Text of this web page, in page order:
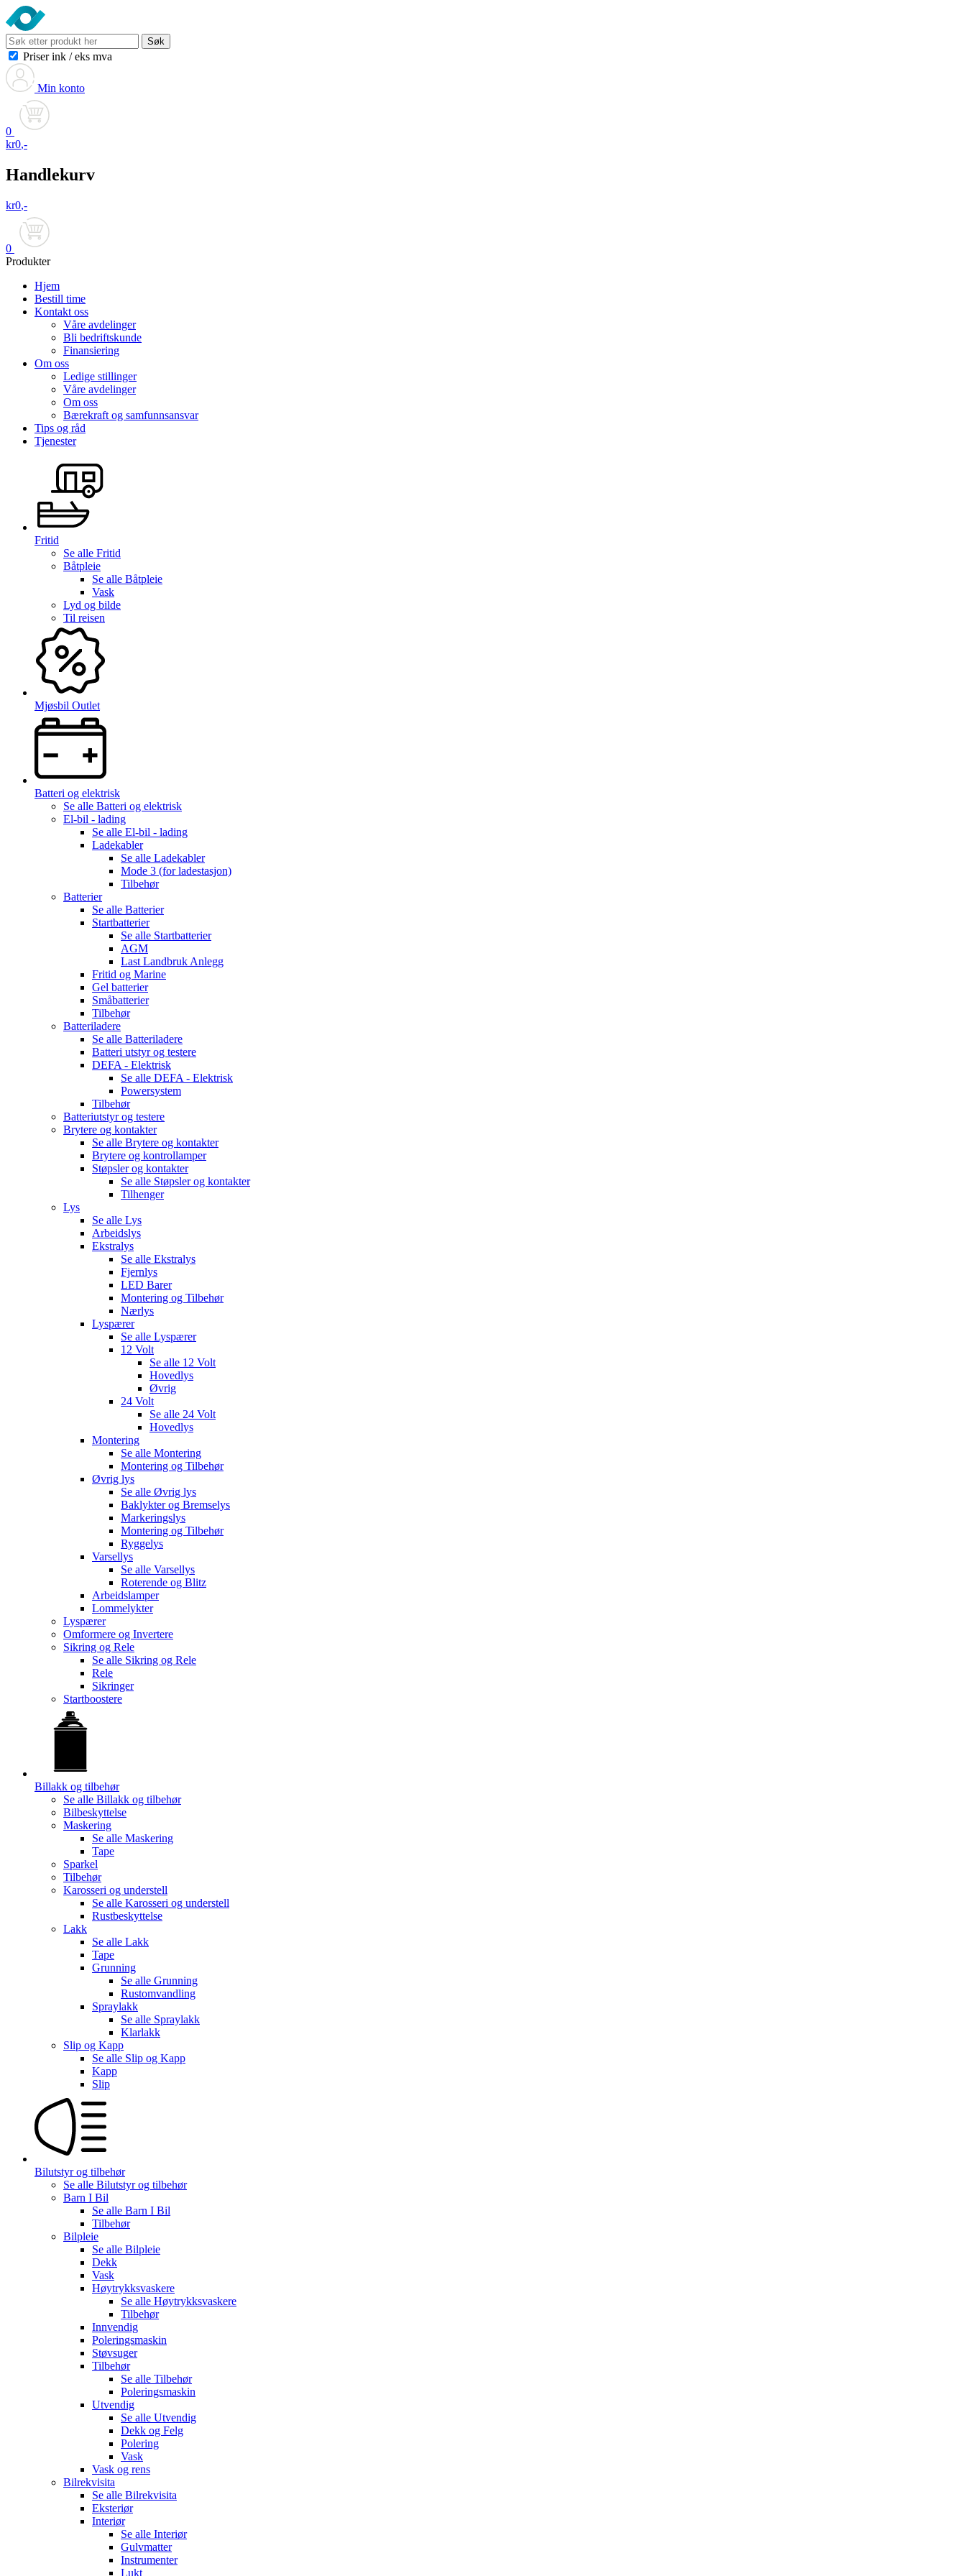
Søk
Priser ink / eks mva
Min konto
0
kr0,-
Handlekurv
kr0,-
0
Produkter
Hjem
Bestill time
Kontakt oss
Våre avdelinger
Bli bedriftskunde
Finansiering
Om oss
Ledige stillinger
Våre avdelinger
Om oss
Bærekraft og samfunnsansvar
Tips og råd
Tjenester
Fritid
Se alle Fritid
Båtpleie
Se alle Båtpleie
Vask
Lyd og bilde
Til reisen
Mjøsbil Outlet
Batteri og elektrisk
Se alle Batteri og elektrisk
El-bil - lading
Se alle El-bil - lading
Ladekabler
Se alle Ladekabler
Mode 3 (for ladestasjon)
Tilbehør
Batterier
Se alle Batterier
Startbatterier
Se alle Startbatterier
AGM
Last Landbruk Anlegg
Fritid og Marine
Gel batterier
Småbatterier
Tilbehør
Batteriladere
Se alle Batteriladere
Batteri utstyr og testere
DEFA - Elektrisk
Se alle DEFA - Elektrisk
Powersystem
Tilbehør
Batteriutstyr og testere
Brytere og kontakter
Se alle Brytere og kontakter
Brytere og kontrollamper
Støpsler og kontakter
Se alle Støpsler og kontakter
Tilhenger
Lys
Se alle Lys
Arbeidslys
Ekstralys
Se alle Ekstralys
Fjernlys
LED Barer
Montering og Tilbehør
Nærlys
Lyspærer
Se alle Lyspærer
12 Volt
Se alle 12 Volt
Hovedlys
Øvrig
24 Volt
Se alle 24 Volt
Hovedlys
Montering
Se alle Montering
Montering og Tilbehør
Øvrig lys
Se alle Øvrig lys
Baklykter og Bremselys
Markeringslys
Montering og Tilbehør
Ryggelys
Varsellys
Se alle Varsellys
Roterende og Blitz
Arbeidslamper
Lommelykter
Lyspærer
Omformere og Invertere
Sikring og Rele
Se alle Sikring og Rele
Rele
Sikringer
Startboostere
Billakk og tilbehør
Se alle Billakk og tilbehør
Bilbeskyttelse
Maskering
Se alle Maskering
Tape
Sparkel
Tilbehør
Karosseri og understell
Se alle Karosseri og understell
Rustbeskyttelse
Lakk
Se alle Lakk
Tape
Grunning
Se alle Grunning
Rustomvandling
Spraylakk
Se alle Spraylakk
Klarlakk
Slip og Kapp
Se alle Slip og Kapp
Kapp
Slip
Bilutstyr og tilbehør
Se alle Bilutstyr og tilbehør
Barn I Bil
Se alle Barn I Bil
Tilbehør
Bilpleie
Se alle Bilpleie
Dekk
Vask
Høytrykksvaskere
Se alle Høytrykksvaskere
Tilbehør
Innvendig
Poleringsmaskin
Støvsuger
Tilbehør
Se alle Tilbehør
Poleringsmaskin
Utvendig
Se alle Utvendig
Dekk og Felg
Polering
Vask
Vask og rens
Bilrekvisita
Se alle Bilrekvisita
Eksteriør
Interiør
Se alle Interiør
Gulvmatter
Instrumenter
Lukt